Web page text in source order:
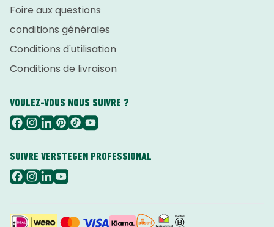
Foire aux questions
conditions générales
Conditions d'utilisation
Conditions de livraison
VOULEZ-VOUS NOUS SUIVRE ?
SUIVRE VERSTEGEN PROFESSIONAL